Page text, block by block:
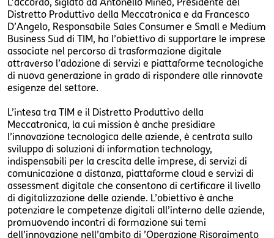
Distretto Produttivo della Meccatronica e da Francesco
D’Angelo, Responsabile Sales Consumer e Small e Medium
Business Sud di TIM, ha l’obiettivo di supportare le imprese
associate nel percorso di trasformazione digitale
attraverso l’adozione di servizi e piattaforme tecnologiche
di nuova generazione in grado di rispondere alle rinnovate
esigenze del settore.
L’intesa tra TIM e il Distretto Produttivo della
Meccatronica, la cui mission è anche presidiare
l’innovazione tecnologica delle aziende, è centrata sullo
sviluppo di soluzioni di information technology,
indispensabili per la crescita delle imprese, di servizi di
comunicazione a distanza, piattaforme cloud e servizi di
assessment digitale che consentono di certificare il livello
di digitalizzazione delle aziende. L’obiettivo è anche
potenziare le competenze digitali all’interno delle aziende,
promuovendo incontri di formazione sui temi
dell’innovazione nell’ambito di ’Operazione Risorgimento